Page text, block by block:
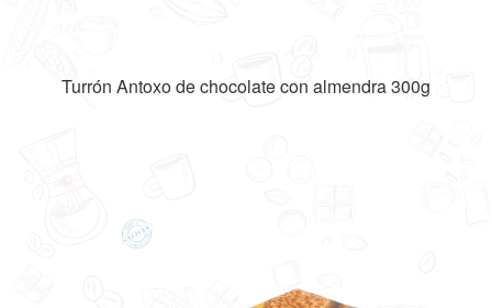
Turrón Antoxo de chocolate con almendra 300g